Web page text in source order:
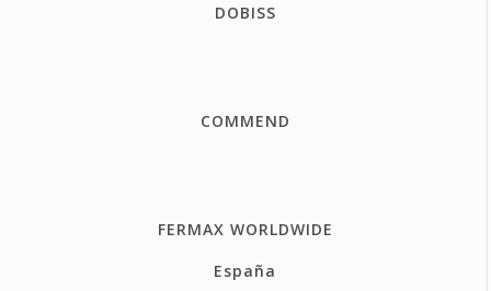
DOBISS
COMMEND
FERMAX WORLDWIDE
España